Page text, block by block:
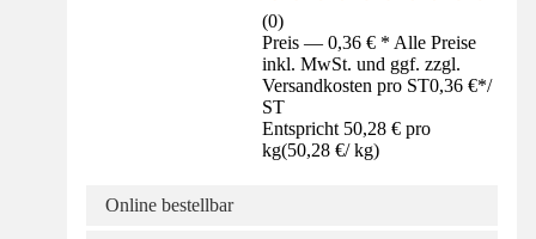
(0)
Preis — 0,36 € * Alle Preise
inkl. MwSt. und ggf. zzgl.
Versandkosten pro ST0,36 €*/
ST
Entspricht 50,28 € pro
kg(50,28 €/ kg)
Online bestellbar